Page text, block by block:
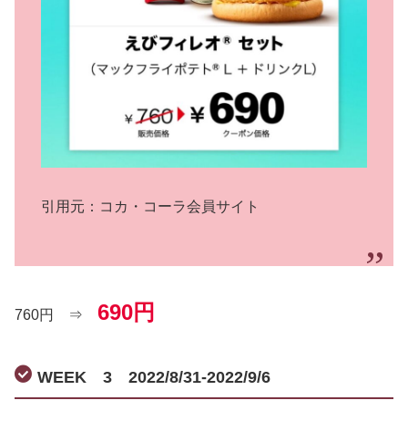
引用元：コカ・コーラ会員サイト
760円 ⇒ 690円
WEEK 3 2022/8/31-2022/9/6